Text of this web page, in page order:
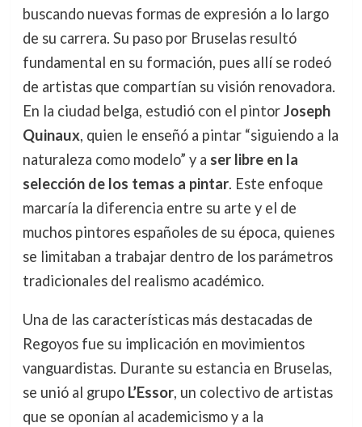
buscando nuevas formas de expresión a lo largo
de su carrera. Su paso por Bruselas resultó
fundamental en su formación, pues allí se rodeó
de artistas que compartían su visión renovadora.
En la ciudad belga, estudió con el pintorJoseph
Quinaux, quien le enseñó a pintar “siguiendo a la
naturaleza como modelo” y a ser libre en la
selección de los temas a pintar. Este enfoque
marcaría la diferencia entre su arte y el de
muchos pintores españoles de su época, quienes
se limitaban a trabajar dentro de los parámetros
tradicionales del realismo académico.
Una de las características más destacadas de
Regoyos fue su implicación en movimientos
vanguardistas. Durante su estancia en Bruselas,
se unió al grupo L’Essor, un colectivo de artistas
que se oponían al academicismo y a la